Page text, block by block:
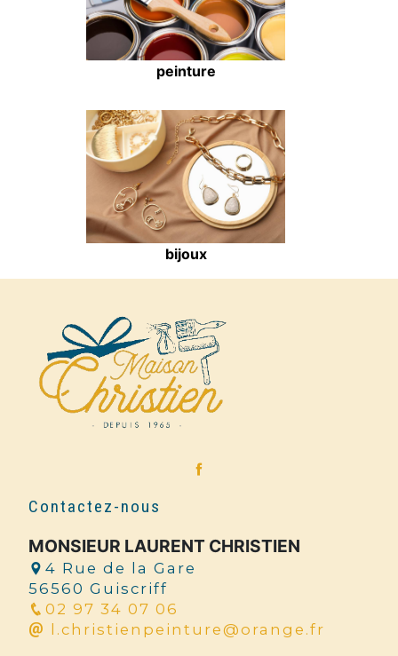
peinture
bijoux
Contactez-nous
MONSIEUR LAURENT CHRISTIEN
4 Rue de la Gare
56560 Guiscriff
02 97 34 07 06
l.christienpeinture@orange.fr